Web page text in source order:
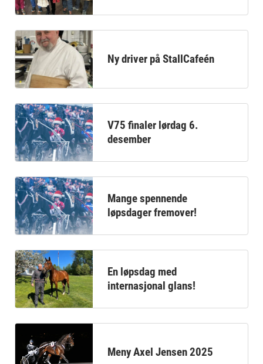
Ny driver på StallCafeén
V75 finaler lørdag 6.
desember
Mange spennende
løpsdager fremover!
En løpsdag med
internasjonal glans!
Meny Axel Jensen 2025